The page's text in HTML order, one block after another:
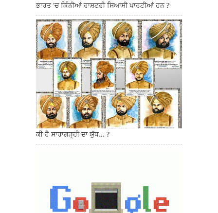
ਭਾਰਤ 'ਚ ਕਿੰਨੀਆਂ ਰਾਸ਼ਟਰੀ ਸਿਆਸੀ ਪਾਰਟੀਆਂ ਹਨ ?
ਕੀ ਹੈ ਸਾਰਾਗੜ੍ਹੀ ਦਾ ਯੁੱਧ... ?